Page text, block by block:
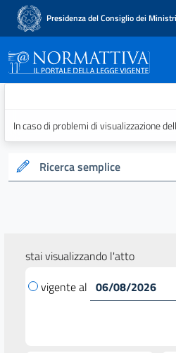
Presidenza del Consiglio dei Ministri
Normattiva -
In caso di problemi di visualizzazione
Ricerca semplice
stai visualizzando l'atto
vigente al